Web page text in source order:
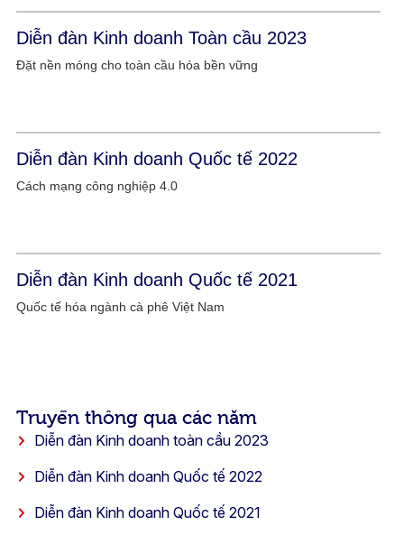
Diễn đàn Kinh doanh Toàn cầu 2023
Đặt nền móng cho toàn cầu hóa bền vững
Diễn đàn Kinh doanh Quốc tế 2022
Cách mạng công nghiệp 4.0
Diễn đàn Kinh doanh Quốc tế 2021
Quốc tế hóa ngành cà phê Việt Nam
Truyền thông qua các năm
Diễn đàn Kinh doanh toàn cầu 2023​
Diễn đàn Kinh doanh Quốc tế 2022​
Diễn đàn Kinh doanh Quốc tế 2021​